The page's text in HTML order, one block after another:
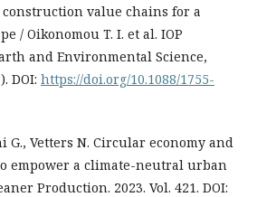
value chains for a
/ Oikonomou T. I. et al. IOP
and Environmental Science,
DOI: https://doi.org/10.1088/1755-
Vetters N. Circular economy and
empower a climate-neutral urban
Production. 2023. Vol. 421. DOI: